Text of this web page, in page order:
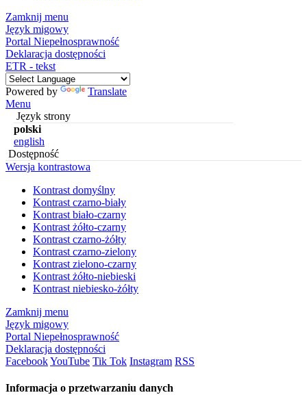
Zamknij menu
Język migowy
Portal Niepełnosprawność
Deklaracja dostępności
ETR - tekst
Powered by
Translate
Menu
Język strony
polski
english
Dostępność
Wersja kontrastowa
Kontrast domyślny
Kontrast czarno-biały
Kontrast biało-czarny
Kontrast żółto-czarny
Kontrast czarno-żółty
Kontrast czarno-zielony
Kontrast zielono-czarny
Kontrast żółto-niebieski
Kontrast niebiesko-żółty
Zamknij menu
Język migowy
Portal Niepełnosprawność
Deklaracja dostępności
FacebookYouTube Tik Tok Instagram RSS
Informacja o przetwarzaniu danych